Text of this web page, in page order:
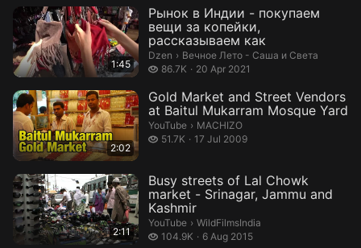
1:45
Рынок в Индии - покупаем
вещи за копейки,
рассказываем как
Dzen › Вечное Лето - Саша и Света.
Вечное Лето - Саша и Света
86.7K
86.7 thousand views
20 Apr 2021
2:02
Gold Market and Street Vendors
at Baitul Mukarram Mosque Yard
YouTube › MACHIZO.
MACHIZO
51.7K
51.7 thousand views
17 Jul 2009
2:11
Busy streets of Lal Chowk
market - Srinagar, Jammu and
Kashmir
YouTube › WildFilmsIndia.
WildFilmsIndia
104.9K
104.9 thousand views
6 Aug 2015